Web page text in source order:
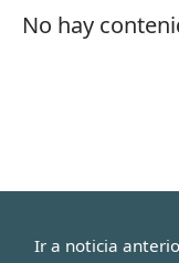
No hay
Ir a noticia